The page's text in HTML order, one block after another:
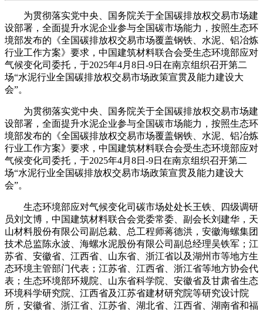
为贯彻落实党中央、国务院关于全国碳排放权交易市场建
设部署，全面提升水泥企业参与全国碳市场能力，按照生态环
境部发布的《全国碳排放权交易市场覆盖钢铁、水泥、铝冶炼
行业工作方案》要求，中国建筑材料联合会受生态环境部应对
气候变化司委托，于2025年4月8日-9日在南京组织召开第二
场“水泥行业全国碳排放权交易市场政策宣贯及能力建设大
会”。
为贯彻落实党中央、国务院关于全国碳排放权交易市场建
设部署，全面提升水泥企业参与全国碳市场能力，按照生态环
境部发布的《全国碳排放权交易市场覆盖钢铁、水泥、铝冶炼
行业工作方案》要求，中国建筑材料联合会受生态环境部应对
气候变化司委托，于2025年4月8日-9日在南京组织召开第二
场“水泥行业全国碳排放权交易市场政策宣贯及能力建设大
会”。
生态环境部应对气候变化司碳市场处处长王铁、四级调研
员刘文博，中国建筑材料联合会党委常委、副会长刘建华，天
山材料股份有限公司副总裁、总工程师蒋德洪，安徽海螺集团
技术总监陈永波、海螺水泥股份有限公司副总经理吴铁军；江
苏省、安徽省、江西省、山东省、浙江省以及湖州市等地方生
态环境主管部门代表；江苏省、江西省、浙江省等地方协会代
表；生态环境部环规院、山东省科学院、安徽省及甘肃省生态
环境科学研究院、江西省及江苏省建材研究院等研究设计院
所，安徽省、浙江省、江苏省、湖北省、江西省、湖南省和福